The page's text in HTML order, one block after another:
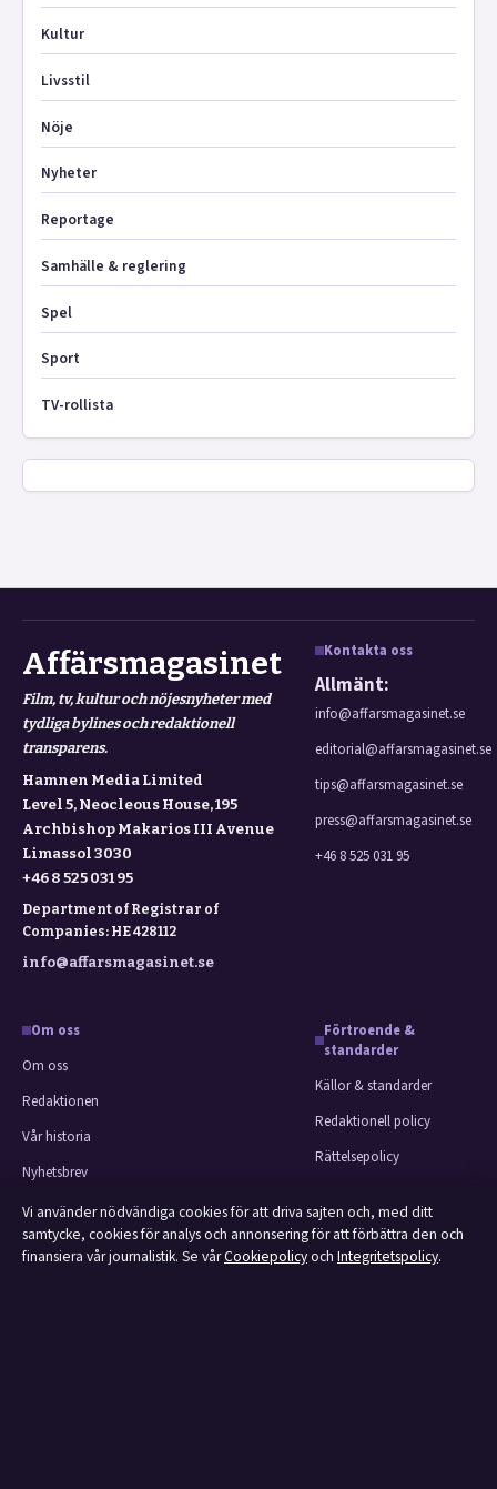
Kultur
Livsstil
Nöje
Nyheter
Reportage
Samhälle & reglering
Spel
Sport
TV-rollista
Affärsmagasinet
Film, tv, kultur och nöjesnyheter med
tydliga bylines och redaktionell
transparens.
Hamnen Media Limited
Level 5, Neocleous House, 195
Archbishop Makarios III Avenue
Limassol 3030
+46 8 525 031 95
Department of Registrar of
Companies: HE 428112
info@affarsmagasinet.se
Kontakta oss
Allmänt:
info@affarsmagasinet.se
editorial@affarsmagasinet.se
tips@affarsmagasinet.se
press@affarsmagasinet.se
+46 8 525 031 95
Om oss
Om oss
Redaktionen
Vår historia
Nyhetsbrev
Tipsa oss
Kontakt
Förtroende &
standarder
Källor & standarder
Redaktionell policy
Rättelsepolicy
Ägande & finansiering
Integritetspolicy
Vi använder nödvändiga cookies för att driva sajten och, med ditt
samtycke, cookies för analys och annonsering för att förbättra den och
finansiera vår journalistik. Se vårCookiepolicyoch Integritetspolicy.